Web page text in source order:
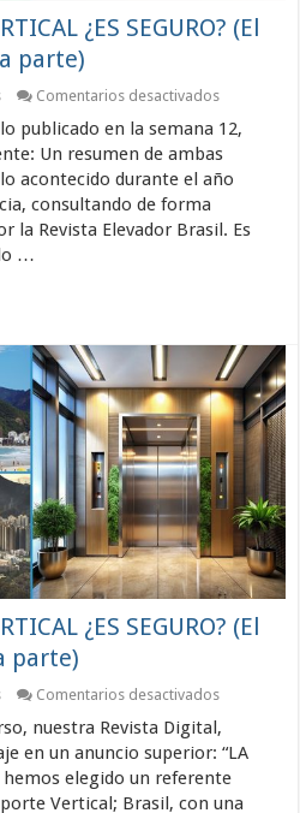
¿ES SEGURO? (El
parte)
Comentarios desactivadosen
VERTICAL
¿ES
SEGURO?
caso
Brasil,
publicado en la semana 12,
Un resumen de ambas
acontecido durante el año
consultando de forma
la Revista Elevador Brasil. Es
…
¿ES SEGURO? (El
parte)
Comentarios desactivadosen
VERTICAL
SEGURO?
(El
nuestra Revista Digital,
en un anuncio superior: “LA
hemos elegido un referente
Vertical; Brasil, con una